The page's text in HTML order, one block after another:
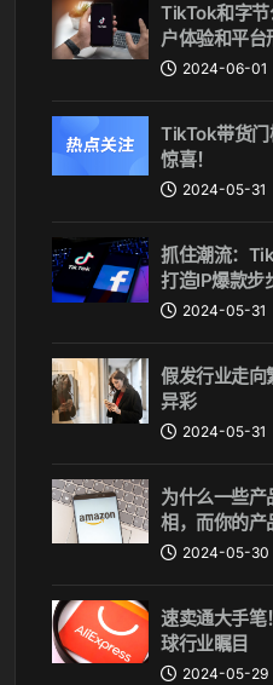
TikTok和字节
户体验和平台
2024-06-01
TikTok带货门
惊喜！
2024-05-31
抓住潮流：
打造IP爆款步
2024-05-31
假发行业走向
异彩
2024-05-31
为什么一些产
相，而你的产
法揭秘
2024-05-30
速卖通大手笔
球行业瞩目
2024-05-29